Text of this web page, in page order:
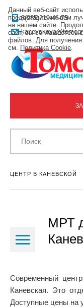
8(985)219-46-75
ЦЕНТР В КАНЕВСКОЙ
МРТ
Современный
Каневская. Это
Доступные цены на
Данный веб-сайт
предоставления вам
на нашем сайте.
сайт, вы соглашаетесь
файлов. Для
см. Политика Cookie.